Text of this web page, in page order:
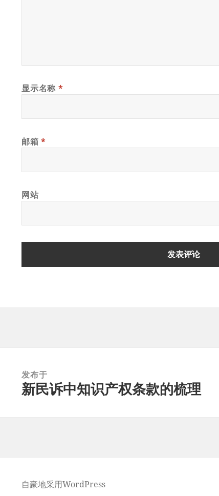
显示名称 *
邮箱*
网站
发布于
新民诉中知识产权条款的梳理
自豪地采用WordPress